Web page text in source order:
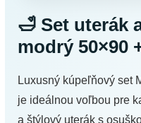
🛁 Set uterák
modrý 50×90
Luxusný kúpeľňový set
je ideálnou voľbou pre
a štýlový uterák s